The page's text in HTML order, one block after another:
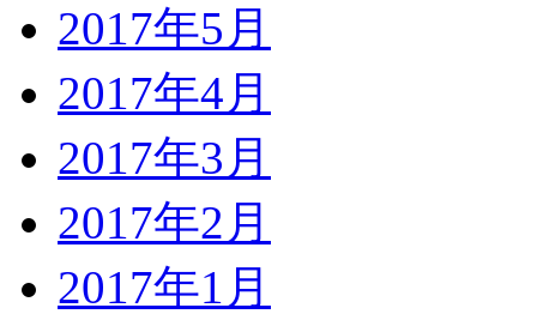
2017年5月
2017年4月
2017年3月
2017年2月
2017年1月